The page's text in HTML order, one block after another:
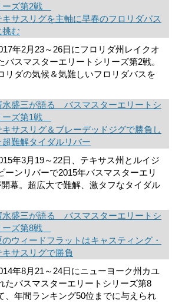
ーズ第2戦
キサスリグを主軸に早春のフロリダバス
挑む
年2月23～26日にフロリダ州レイクオ
バスマスターエリートシリーズ第2戦。
リダの気候＆気難しいフロリダバスを
水盛三が語る バスマスターエリートシ
ーズ第1戦
キサスリグ＆ブレーデッドジグで勝負し
超難解タイダルリバー
年3月19～22日、テキサス州とルイジ
ーンリバーで2015年バスマスターエリ
幕。超広大で難解、激タフなタイダル
水盛三が語る バスマスターエリートシ
ーズ第8戦
のウィードフラットはキャスティング・
キサスリグで勝負
年8月21～24日にニューヨーク州カユ
たバスマスターエリートシリーズ第8
、年間ランキング50位までに与えられ